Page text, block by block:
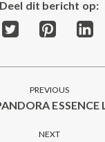
Deel dit bericht op:
Share
Twitter
Share
Pinterest
PREVIOUS
Previous
NEXT